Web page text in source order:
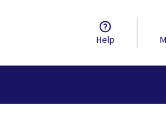
Help